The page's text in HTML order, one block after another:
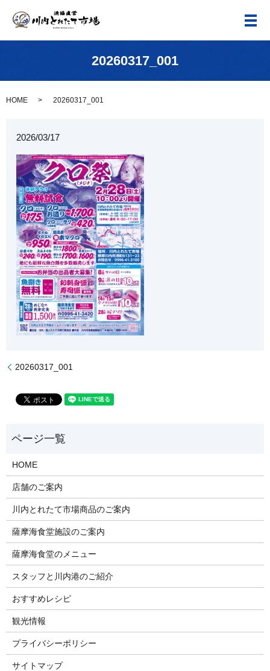
メ
20260317_001
HOME 20260317_001
2026/03/17
20260317_001
HOME
店舗のご案内
川内とれたて市場商品のご案内
薩摩海食堂施設のご案内
薩摩海食堂のメニュー
スタッフと川内港のご紹介
おすすめレシピ
観光情報
プライバシーポリシー
サイトマップ